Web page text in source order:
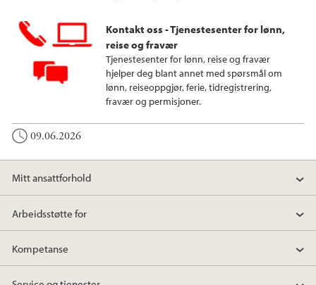
Kontakt oss - Tjenestesenter for lønn,
reise og fravær
Tjenestesenter for lønn, reise og fravær
hjelper deg blant annet med spørsmål om
lønn, reiseoppgjør, ferie, tidregistrering,
fravær og permisjoner.
09.06.2026
Mitt ansattforhold
Arbeidsstøtte for
Kompetanse